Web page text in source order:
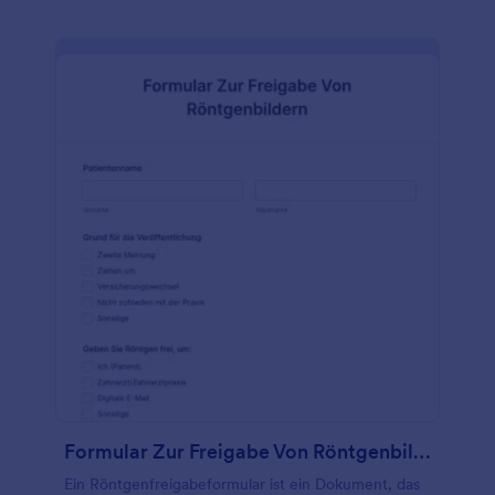
Gesundheitsfragebogen hinzufügen oder löschen
möchten, verwenden Sie unseren Drag & Drop-
hinzufügen und Schriftarten und Farben ändern, um
Ihrer Patienten mit HIPAA-freundlichen Funktionen
zu schützen. Mit einem Online-
Gesundheitsfragebogen, der wichtige medizinische
Daten erfasst und manuelle Prozesse für Sie
und mehr Zeit mit der Betreuung Ihrer Patienten
verbringen.
Formular Zur Freigabe Von Röntgenbildern
Ein Röntgenfreigabeformular ist ein Dokument, das